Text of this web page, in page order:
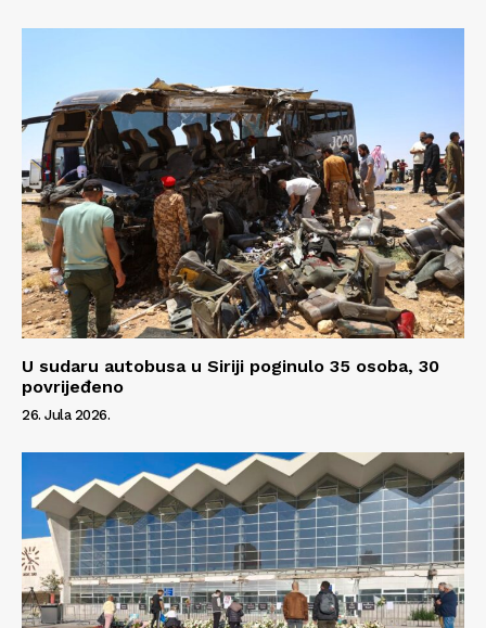
U sudaru autobusa u Siriji poginulo 35 osoba, 30
povrijeđeno
26. Jula 2026.